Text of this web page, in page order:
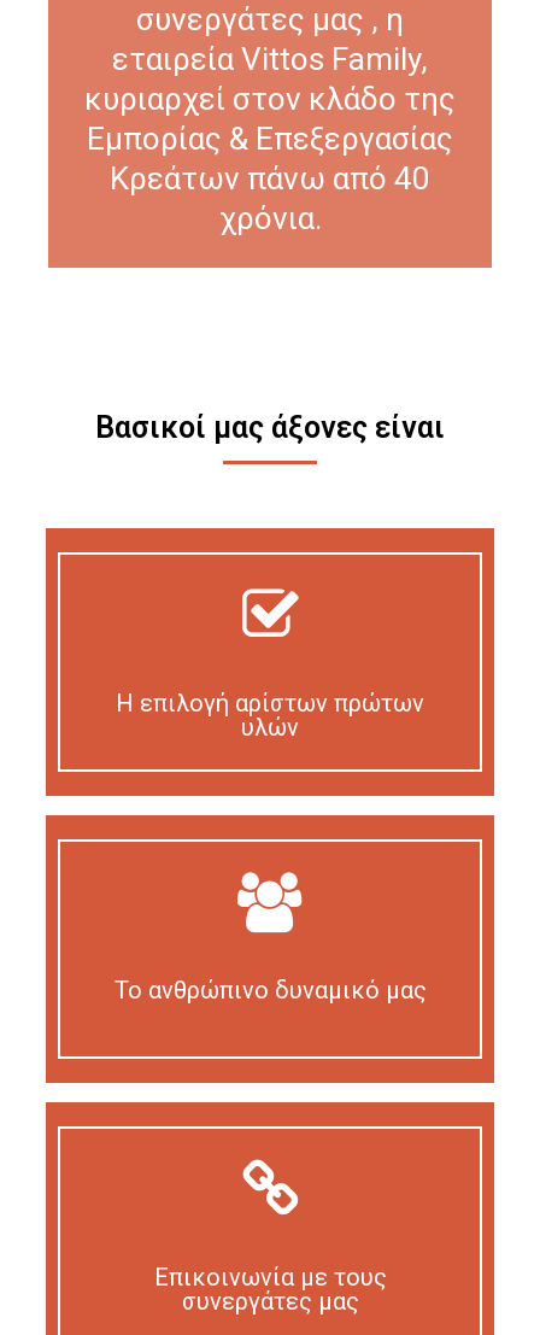
συνεργάτες μας , η
εταιρεία Vittos Family,
κυριαρχεί στον κλάδο της
Εμπορίας & Επεξεργασίας
Κρεάτων πάνω από 40
χρόνια.
Βασικοί μας άξονες είναι
Η επιλογή αρίστων πρώτων
υλών
Το ανθρώπινο δυναμικό μας
Επικοινωνία με τους
συνεργάτες μας